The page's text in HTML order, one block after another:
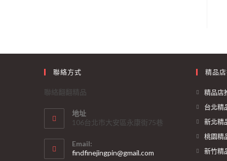
聯絡方式
聯絡翻翻精品
地址
106台北市大安區永康街75巷
Email:
findfinejingpin@gmail.com
精品
精品店
台北精
新北精
桃園精
新竹精